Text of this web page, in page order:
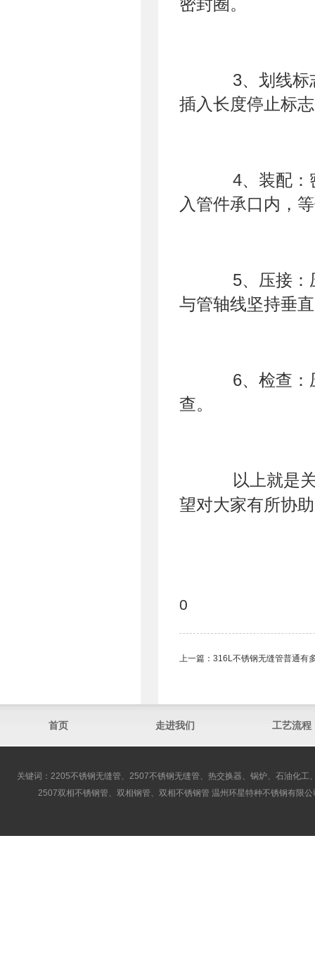
密封圈。
3、划线标志
插入长度停止标
4、装配：密
入管件承口内，
5、压接：压
与管轴线坚持垂
6、检查：压
查。
以上就是
望对大家有所协助
0
上一篇： 316L不锈钢无缝管​普通有
首页 走进我们 工艺流程
关键词：2205不锈钢无缝管、2507不锈钢无缝管、热交换器、锅炉、石油化
2507双相不锈钢管、双相钢管、双相不锈钢管 温州环星特种不锈钢有限